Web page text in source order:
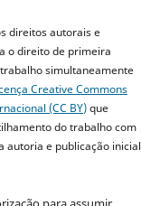
direitos autorais e
o direito de primeira
simultaneamente
Creative Commons
(CC BY)que
do trabalho com
autoria e publicação inicial